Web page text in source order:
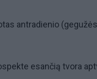
antradienio
esančią tvora